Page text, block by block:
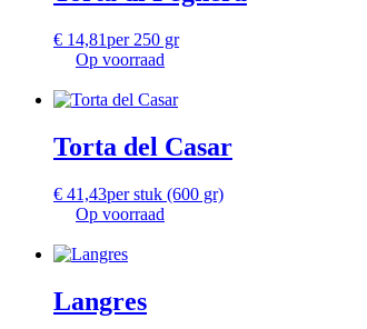
€ 14,81per 250 gr
Op voorraad
Torta del Casar
€ 41,43per stuk (600 gr)
Op voorraad
Langres